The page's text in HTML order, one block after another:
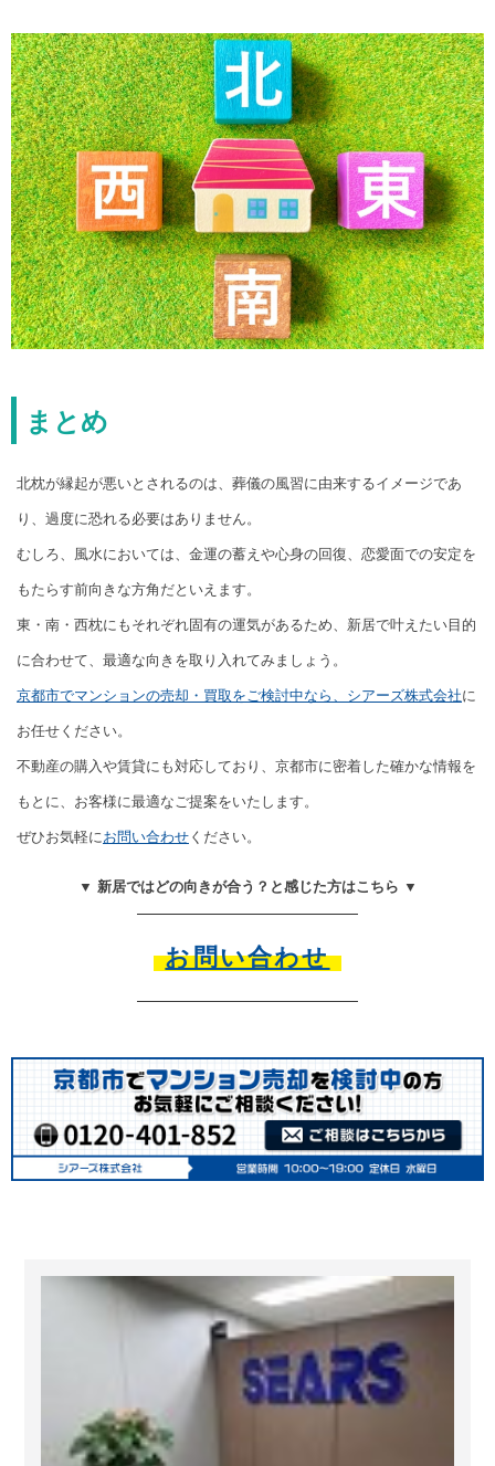
まとめ
北枕が縁起が悪いとされるのは、葬儀の風習に由来するイメージであ
り、過度に恐れる必要はありません。
むしろ、風水においては、金運の蓄えや心身の回復、恋愛面での安定を
もたらす前向きな方角だといえます。
東・南・西枕にもそれぞれ固有の運気があるため、新居で叶えたい目的
に合わせて、最適な向きを取り入れてみましょう。
京都市でマンションの売却・買取をご検討中なら、シアーズ株式会社に
お任せください。
不動産の購入や賃貸にも対応しており、京都市に密着した確かな情報を
もとに、お客様に最適なご提案をいたします。
ぜひお気軽に お問い合わせ ください。
▼ 新居ではどの向きが合う？と感じた方はこちら ▼
お問い合わせ